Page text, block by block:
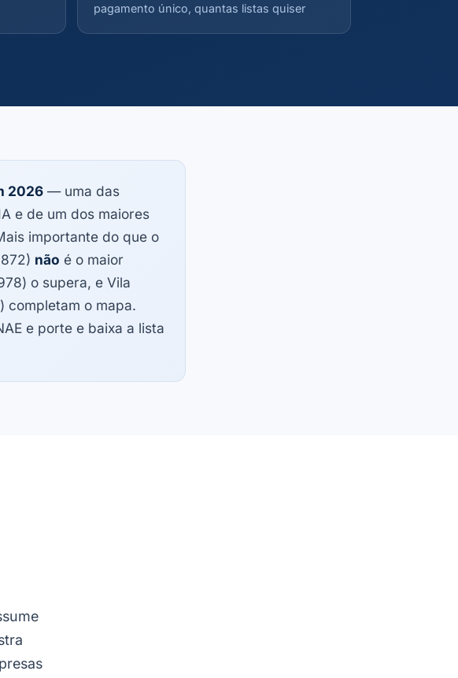
pagamento único, quantas listas quiser
2026 — uma das
e de um dos maiores
importante do que o
não é o maior
o supera, e Vila
completam o mapa.
e porte e baixa a lista